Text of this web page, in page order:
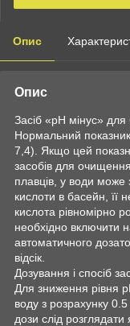
Опис
Опис
Засіб «рН мінус» для
Нормальний
7,4). Якщо цей
засобів для
плавців, у води
кислоти в басейн, її
кислота рівномірно
необхідно включити
автоматичного
відсік.
Дозування і спосіб
Для зниження рівня
воду з розрахунку
дози слід розглядати